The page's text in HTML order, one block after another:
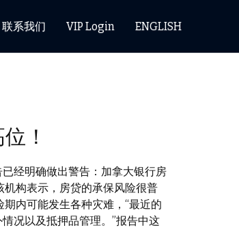
联系我们 VIP Login ENGLISH
！
经明确做出警告：加拿大银行房
构表示，房贷的承保风险很普
内可能发生各种灾难，“最近的
况以及抵押品管理。”报告中这